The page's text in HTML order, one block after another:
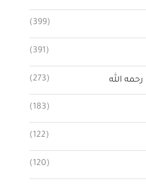
(399)
(391)
الله (273)
(183)
(122)
(120)